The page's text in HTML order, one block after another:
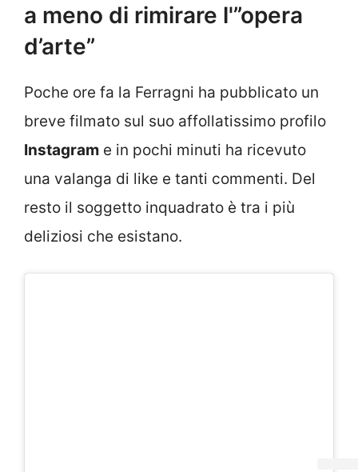
a meno di rimirare l'”opera
d’arte”
Poche ore fa la Ferragni ha pubblicato un
breve filmato sul suo affollatissimo profilo
Instagram e in pochi minuti ha ricevuto
una valanga di like e tanti commenti. Del
resto il soggetto inquadrato è tra i più
deliziosi che esistano.